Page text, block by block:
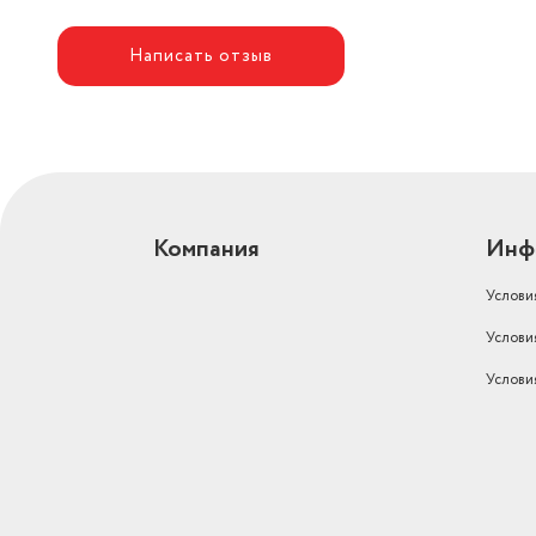
Длина шнура: 190 см
Вес: 410 грамм
Написать отзыв
Компания